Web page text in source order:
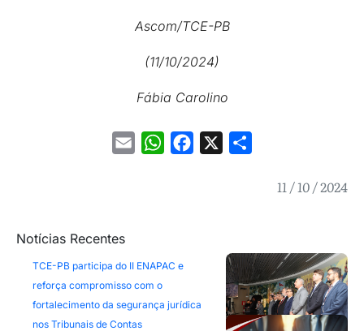
Ascom/TCE-PB
(11/10/2024)
Fábia Carolino
Email WhatsAppFacebook
11 / 10 / 2024
Notícias Recentes
TCE-PB participa do II ENAPAC e
reforça compromisso com o
fortalecimento da segurança jurídica
nos Tribunais de Contas